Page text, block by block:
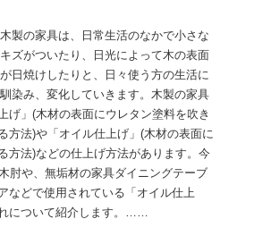
木製の家具は、日常生活のなかで小さな
キズがついたり、日光によって木の表面
が日焼けしたりと、日々使う方の生活に
馴染み、変化していきます。木製の家具
げ」(木材の表面にウレタン塗料を吹き
方法)や「オイル仕上げ」(木材の表面に
方法)などの仕上げ方法があります。今
肘や、無垢材の家具ダイニングテーブ
などで使用されている「オイル仕上
について紹介します。……